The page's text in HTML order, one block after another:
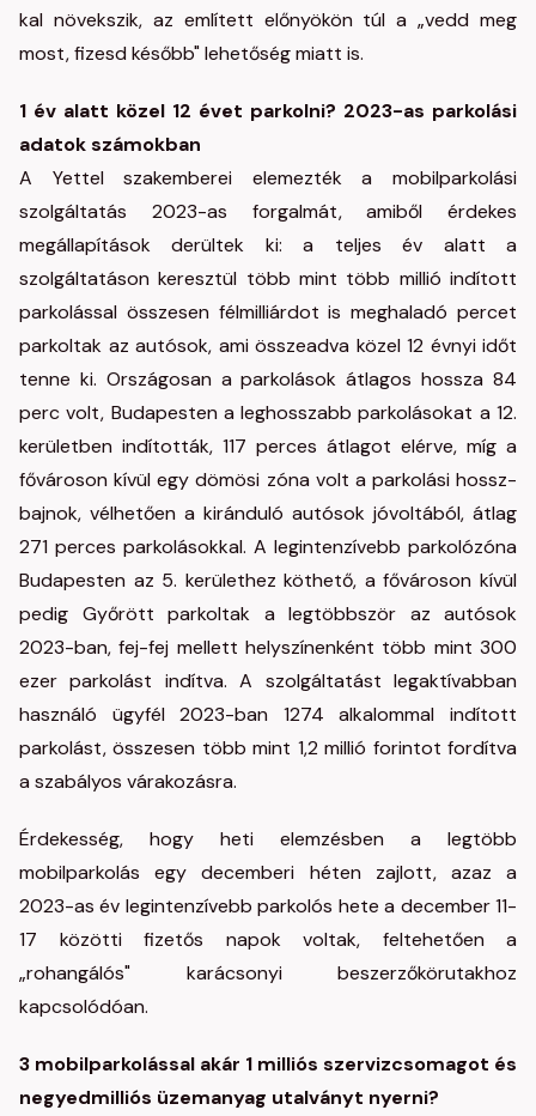
kal növekszik, az említett előnyökön túl a „vedd meg
most, fizesd később" lehetőség miatt is.
1 év alatt közel 12 évet parkolni? 2023-as parkolási
adatok számokban
A Yettel szakemberei elemezték a mobilparkolási
szolgáltatás 2023-as forgalmát, amiből érdekes
megállapítások derültek ki: a teljes év alatt a
szolgáltatáson keresztül több mint több millió indított
parkolással összesen félmilliárdot is meghaladó percet
parkoltak az autósok, ami összeadva közel 12 évnyi időt
tenne ki. Országosan a parkolások átlagos hossza 84
perc volt, Budapesten a leghosszabb parkolásokat a 12.
kerületben indították, 117 perces átlagot elérve, míg a
fővároson kívül egy dömösi zóna volt a parkolási hossz-
bajnok, vélhetően a kiránduló autósok jóvoltából, átlag
271 perces parkolásokkal. A legintenzívebb parkolózóna
Budapesten az 5. kerülethez köthető, a fővároson kívül
pedig Győrött parkoltak a legtöbbször az autósok
2023-ban, fej-fej mellett helyszínenként több mint 300
ezer parkolást indítva. A szolgáltatást legaktívabban
használó ügyfél 2023-ban 1274 alkalommal indított
parkolást, összesen több mint 1,2 millió forintot fordítva
a szabályos várakozásra.
Érdekesség, hogy heti elemzésben a legtöbb
mobilparkolás egy decemberi héten zajlott, azaz a
2023-as év legintenzívebb parkolós hete a december 11-
17 közötti fizetős napok voltak, feltehetően a
„rohangálós" karácsonyi beszerzőkörutakhoz
kapcsolódóan.
3 mobilparkolással akár 1 milliós szervizcsomagot és
negyedmilliós üzemanyag utalványt nyerni?